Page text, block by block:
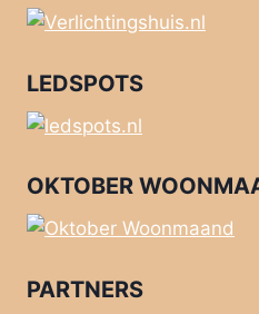
LEDSPOTS
OKTOBER
PARTNERS